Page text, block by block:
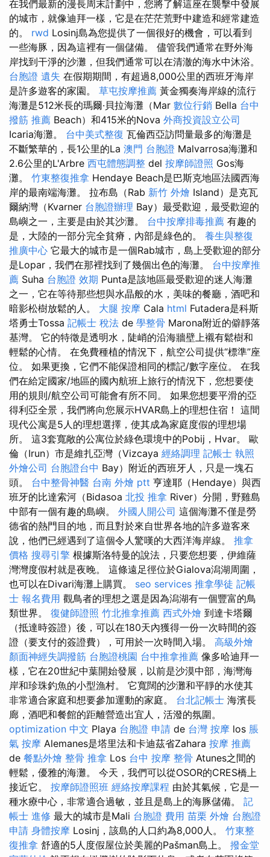
在我們最新的漫長周末計劃中，您將了解這座在襲擊中發展
的城市，就像迪拜一樣，它是在茫茫荒野中建造和經常建造
的。 rwd Losinj島為您提供了一個很好的機會，可以看到
一些海豚，因為這裡有一個儲備。 儘管我們通常在野外海
岸找到干淨的沙灘，但我們通常可以在清澈的海水中沐浴。
台胞證 遺失 在假期期間，有超過8,000公里的西班牙海岸
是許多遊客的家園。 草屯按摩推薦 黃金獨奏海岸線的流行
海灘是512米長的瑪爾·貝拉海灘（Mar 數位行銷 Bella 台中
撥筋 推薦 Beach）和415米的Nova 外商投資設立公司
Icaria海灘。 台中美式整復 瓦倫西亞訪問量最多的海灘是
不斷繁華的，長1公里的La 澳門 台胞證 Malvarrosa海灘和
2.6公里的L'Arbre 西屯體態調整 del 按摩師證照 Gos海
灘。 竹東整復推拿 Hendaye Beach是巴斯克地區法國西海
岸的最南端海灘。 拉布島（Rab 新竹 外燴 Island）是克瓦
爾納灣（Kvarner 台胞證辦理 Bay）最受歡迎，最受歡迎的
島嶼之一，主要是由於其沙灘。 台中按摩排毒推薦 有趣的
是，大陸的一部分完全貧瘠，內部是綠色的。 養生與整復
推廣中心 它最大的城市是一個Rab城市，島上受歡迎的部分
是Lopar，我們在那裡找到了幾個出色的海灘。 台中按摩推
薦 Suha 台胞證 效期 Punta是該地區最受歡迎的迷人海灘
之一，它在等待那些想與水晶般的水，美味的餐廳，酒吧和
暗影松樹放鬆的人。 大腿 按摩 Cala html Futadera是科斯
塔勇士Tossa 記帳士 稅法 de 學整骨 Marona附近的僻靜落
基灣。 它的特徵是透明水，陡峭的沿海牆壁上襯有鬆樹和
輕鬆的心情。 在免費種植的情況下，航空公司提供“標準”座
位。 如果更換，它們不能保證相同的標記/數字座位。 在我
們在給定國家/地區的國內航班上旅行的情況下，您想要使
用的規則/航空公司可能會有所不同。 如果您想要平滑的亞
得利亞全景，我們將向您展示HVAR島上的理想住宿！ 這間
現代公寓是5人的理想選擇，使其成為家庭度假的理想場
所。 這3套寬敞的公寓位於綠色環境中的Pobij，Hvar。 歐
倫（Irun）市是維扎亞灣（Vizcaya 經絡調理 記帳士 執照
外燴公司 台胞證台中 Bay）附近的西班牙人，只是一塊石
頭。 台中整骨神醫 台南 外燴 ptt 亨達耶（Hendaye）與西
班牙的比達索河（Bidasoa 北投 推拿 River）分開，野雞島
中部有一個有趣的島嶼。 外國人開公司 這個海灘不僅是勞
德省的熱門目的地，而且對於來自世界各地的許多遊客來
說，他們已經遇到了這個令人驚嘆的大西洋海岸線。 推拿
價格 搜尋引擎 根據斯洛特曼的說法，只要您想要，伊維薩
灣灣度假村就是夜晚。 這條遠足徑位於Gialova潟湖周圍，
也可以在Divari海灘上購買。 seo services 推拿學徒 記帳
士 報名費用 觀鳥者的理想之選是因為潟湖有一個豐富的鳥
類世界。 復健師證照 竹北推拿推薦 西式外燴 到達卡塔爾
（抵達時簽證）後，可以在180天內獲得一份一次時間的簽
證（要支付的簽證費），可用於一次時間入場。 高級外燴
顏面神經失調撥筋 台胞證桃園 台中推拿推薦 像多哈迪拜一
樣，它在20世紀中葉開始發展，以前是沙漠中部，海灣海
岸和珍珠釣魚的小型漁村。 它寬闊的沙灘和平靜的水使其
非常適合家庭和想要參加運動的家庭。 台北記帳士 海濱長
廊，酒吧和餐館的距離營造出宜人，活潑的氛圍。
optimization 中文 Playa 台胞證 申請 de 台灣 按摩 los 脹
氣 按摩 Alemanes是塔里法和卡迪茲省Zahara 按摩 推薦
de 餐點外燴 整骨 推拿 Los 台中 按摩 整骨 Atunes之間的
輕鬆，優雅的海灘。 今天，我們可以從OSOR的CRES橋上
接近它。 按摩師證照班 經絡按摩課程 由於其氣候，它是一
種水療中心，非常適合過敏，並且是島上的海豚儲備。 記
帳士 進修 最大的城市是Mali 台胞證 費用 苗栗 外燴 台胞證
申請 身體按摩 Losinj，該島的人口約為8,000人。 竹東整
復推拿 舒適的5人度假屋位於美麗的Pašman島上。 撥金堂